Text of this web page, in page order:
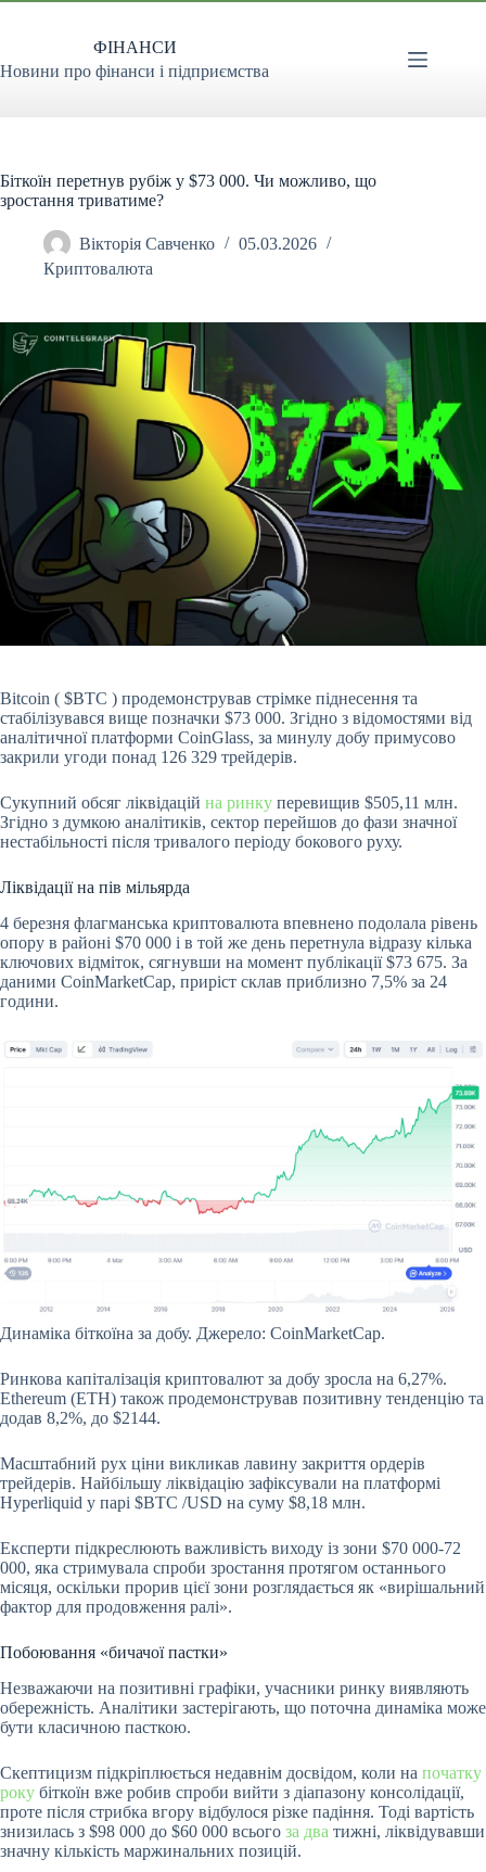
Перейти
ФІНАНСИ
Новини про фінанси і підприємства
Біткоїн перетнув рубіж у $73 000. Чи можливо, що
зростання триватиме?
Вікторія Савченко
05.03.2026
Криптовалюта
Bitcoin ( $BTC ) продемонстрував стрімке піднесення та
стабілізувався вище позначки $73 000. Згідно з відомостями від
аналітичної платформи CoinGlass, за минулу добу примусово
закрили угоди понад 126 329 трейдерів.
Сукупний обсяг ліквідацій на ринку перевищив $505,11 млн.
Згідно з думкою аналітиків, сектор перейшов до фази значної
нестабільності після тривалого періоду бокового руху.
Ліквідації на пів мільярда
4 березня флагманська криптовалюта впевнено подолала рівень
опору в районі $70 000 і в той же день перетнула відразу кілька
ключових відміток, сягнувши на момент публікації $73 675. За
даними CoinMarketCap, приріст склав приблизно 7,5% за 24
години.
Динаміка біткоїна за добу. Джерело: CoinMarketCap.
Ринкова капіталізація криптовалют за добу зросла на 6,27%.
Ethereum (ETH) також продемонстрував позитивну тенденцію та
додав 8,2%, до $2144.
Масштабний рух ціни викликав лавину закриття ордерів
трейдерів. Найбільшу ліквідацію зафіксували на платформі
Hyperliquid у парі $BTC /USD на суму $8,18 млн.
Експерти підкреслюють важливість виходу із зони $70 000-72
000, яка стримувала спроби зростання протягом останнього
місяця, оскільки прорив цієї зони розглядається як «вирішальний
фактор для продовження ралі».
Побоювання «бичачої пастки»
Незважаючи на позитивні графіки, учасники ринку виявляють
обережність. Аналітики застерігають, що поточна динаміка може
бути класичною пасткою.
Скептицизм підкріплюється недавнім досвідом, коли на початку
року біткоїн вже робив спроби вийти з діапазону консолідації,
проте після стрибка вгору відбулося різке падіння. Тоді вартість
знизилась з $98 000 до $60 000 всього за два тижні, ліквідувавши
значну кількість маржинальних позицій.